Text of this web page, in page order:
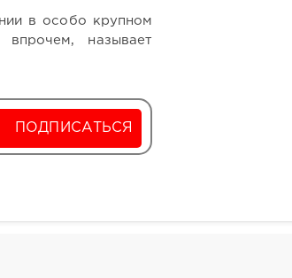
в особо крупном
называет
ПОДПИСАТЬСЯ